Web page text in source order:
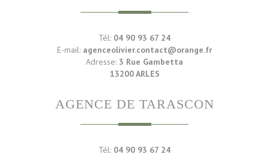
Tél: 04 90 93 67 24
E-mail: agenceolivier.contact@orange.fr
Adresse: 3 Rue Gambetta
13200 ARLES
AGENCE DE TARASCON
Tél: 04 90 93 67 24